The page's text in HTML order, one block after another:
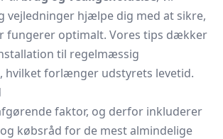
vejledninger hjælpe dig med at sikre,
fungerer optimalt. Vores tips dækker
til regelmæssig
hvilket forlænger udstyrets levetid.
faktor, og derfor inkluderer
og købsråd for de mest almindelige